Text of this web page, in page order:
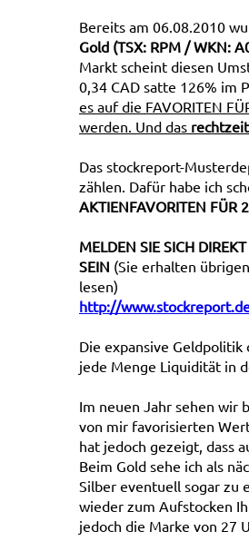
Bereits am 06.08.2010
Gold (TSX: RPM / WKN:
Markt scheint diesen
0,34 CAD satte 126% im
es auf die FAVORITEN
werden. Und das
Das stockreport-
zählen. Dafür habe ich
AKTIENFAVORITEN FÜR
MELDEN SIE SICH
SEIN (Sie erhalten
lesen)
http://
Die expansive
jede Menge Liquidität in
Im neuen Jahr sehen wir
von mir favorisierten
hat jedoch gezeigt, dass
Beim Gold sehe ich als
Silber eventuell sogar zu
wieder zum Aufstocken
jedoch die Marke von 27